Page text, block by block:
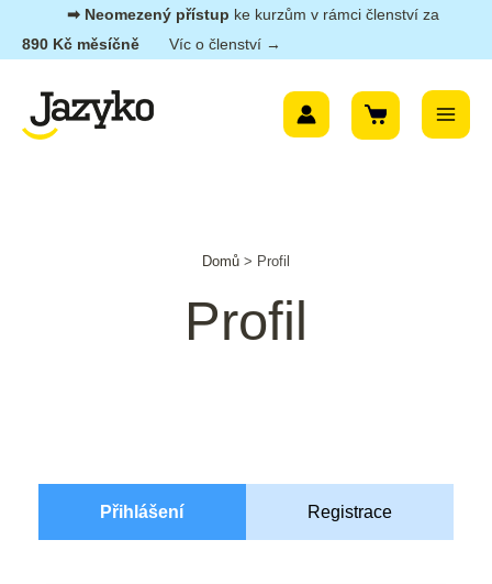
Přeskočit➡︎ Neomezený přístup ke kurzům v rámci členství za
890 Kč měsíčně
Víc o členství →
Menu
Domů > Profil
Profil
Přihlášení Registrace